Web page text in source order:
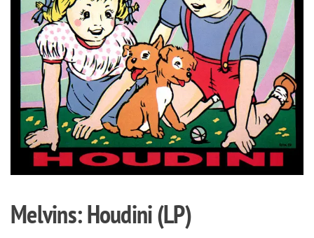
Melvins: Houdini (LP)